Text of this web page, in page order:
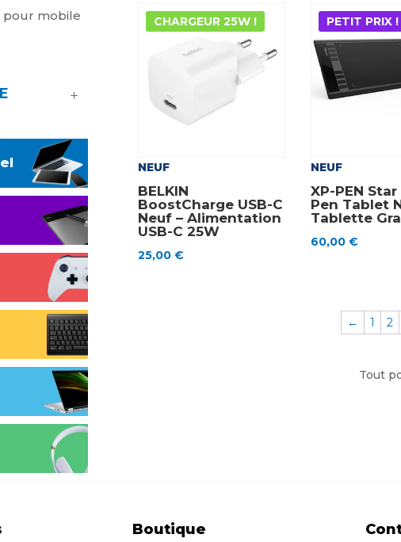
pour mobile
CHARGEUR 25W !
NEUF
BELKIN
BoostCharge USB-C
Neuf – Alimentation
USB-C 25W
25,00€
PETIT PRIX !
NEUF
XP-PEN
Pen Tablet
Tablette
60,00 €
← 1 2
Tout
Boutique